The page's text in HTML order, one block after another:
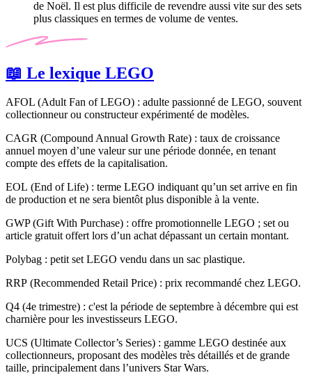
de Noël. Il est plus difficile de revendre aussi vite sur des sets
plus classiques en termes de volume de ventes.
📖 Le lexique LEGO
AFOL (Adult Fan of LEGO) : adulte passionné de LEGO, souvent
collectionneur ou constructeur expérimenté de modèles.
CAGR (Compound Annual Growth Rate) : taux de croissance
annuel moyen d’une valeur sur une période donnée, en tenant
compte des effets de la capitalisation.
EOL (End of Life) : terme LEGO indiquant qu’un set arrive en fin
de production et ne sera bientôt plus disponible à la vente.
GWP (Gift With Purchase) : offre promotionnelle LEGO ; set ou
article gratuit offert lors d’un achat dépassant un certain montant.
Polybag : petit set LEGO vendu dans un sac plastique.
RRP (Recommended Retail Price) : prix recommandé chez LEGO.
Q4 (4e trimestre) : c'est la période de septembre à décembre qui est
charnière pour les investisseurs LEGO.
UCS (Ultimate Collector’s Series) : gamme LEGO destinée aux
collectionneurs, proposant des modèles très détaillés et de grande
taille, principalement dans l’univers Star Wars.